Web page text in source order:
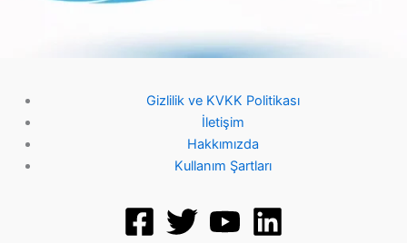
Gizlilik ve KVKK Politikası
İletişim
Hakkımızda
Kullanım Şartları